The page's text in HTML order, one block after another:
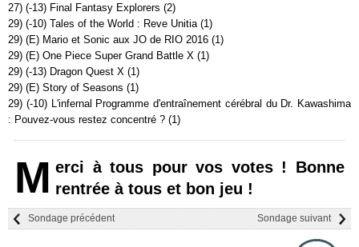
27) (-13) Final Fantasy Explorers (2)
29) (-10) Tales of the World : Reve Unitia (1)
29) (E) Mario et Sonic aux JO de RIO 2016 (1)
29) (E) One Piece Super Grand Battle X (1)
29) (-13) Dragon Quest X (1)
29) (E) Story of Seasons (1)
29) (-10) L'infernal Programme d'entraînement cérébral du Dr. Kawashima
: Pouvez-vous restez concentré ? (1)
M erci à tous pour vos votes ! Bonne
rentrée à tous et bon jeu !
Sondage suivant
Sondage précédent